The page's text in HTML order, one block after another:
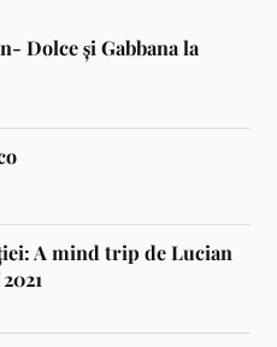
Dolce și Gabbana la
A mind trip de Lucian